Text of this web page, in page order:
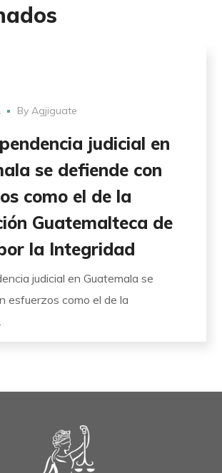
ByAgjiguate
judicial en
se defiende con
como el de la
Guatemalteca de
la Integridad
judicial en Guatemala se
esfuerzos como el de la